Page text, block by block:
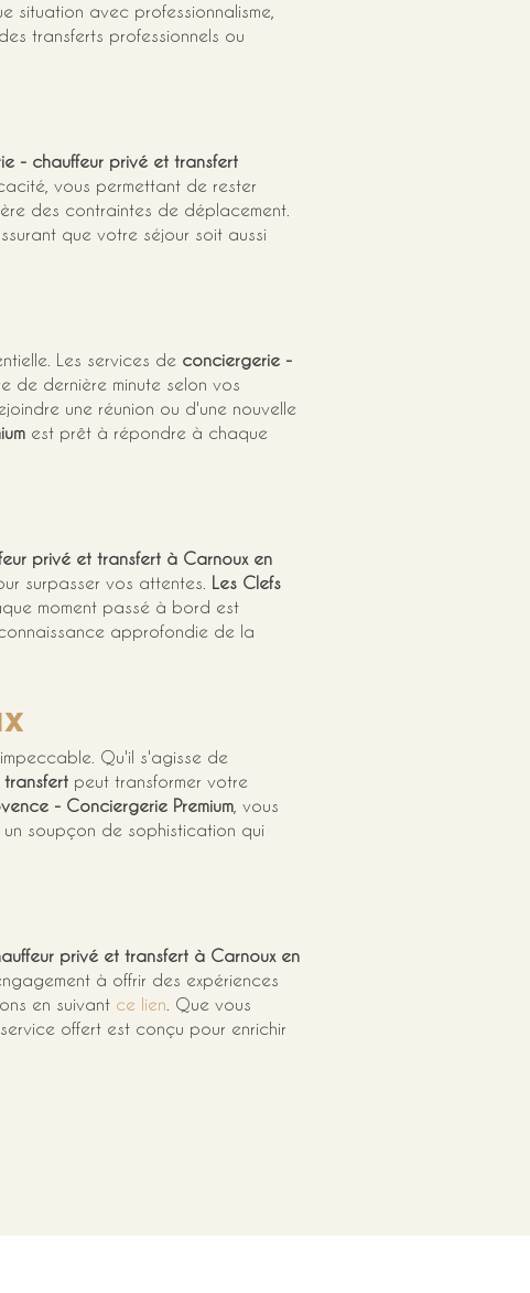
situation avec professionnalisme,
transferts professionnels ou
- chauffeur privé et transfert
vous permettant de rester
des contraintes de déplacement.
que votre séjour soit aussi
Les services de conciergerie -
de dernière minute selon vos
une réunion ou d'une nouvelle
est prêt à répondre à chaque
privé et transfert à Carnoux en
surpasser vos attentes. Les Clefs
moment passé à bord est
approfondie de la
Qu'il s'agisse de
peut transformer votre
- Conciergerie Premium , vous
un soupçon de sophistication qui
privé et transfert à Carnoux en
à offrir des expériences
en suivant ce lien . Que vous
offert est conçu pour enrichir